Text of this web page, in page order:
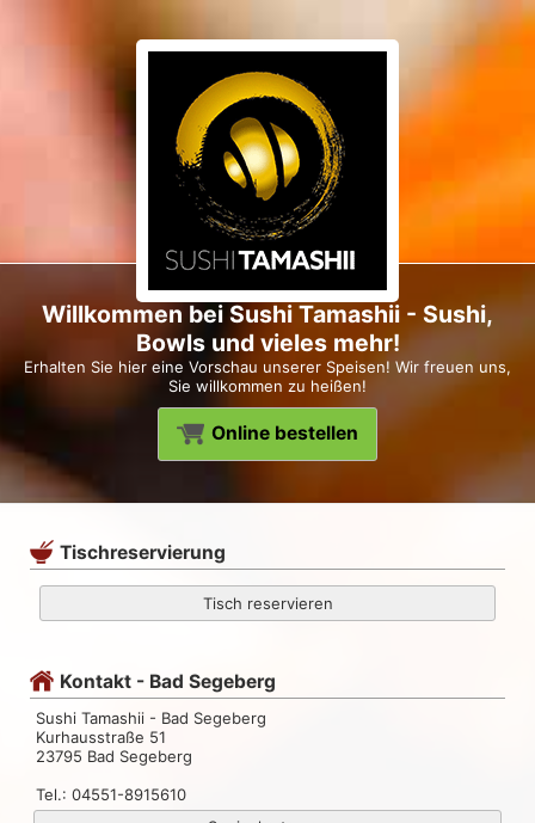
Willkommen bei Sushi Tamashii - Sushi,
Bowls und vieles mehr!
Erhalten Sie hier eine Vorschau unserer Speisen! Wir freuen uns,
Sie willkommen zu heißen!
Online bestellen
Tischreservierung
Tisch reservieren
Kontakt - Bad Segeberg
Sushi Tamashii - Bad Segeberg
Kurhausstraße 51
23795 Bad Segeberg
Tel.: 04551-8915610